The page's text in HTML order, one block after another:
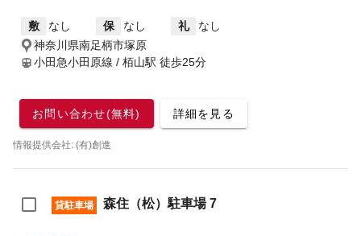
敷 なし 保 なし 礼
なし
神奈川県南足柄市塚原
小田急小田原線 / 栢山駅 徒歩25分
お問い合わせ(無料) 詳細を見る
情報提供会社: (有)創進
貸駐車場 森住（松）駐車場 7